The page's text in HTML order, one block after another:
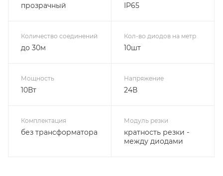
прозрачный IP65
Количество соединений
до 30м
Кол-во диодов на метр
10шт
Мощность
10Вт
Напряжение
24В
Комплектация
без трансформатора
Модуль резки
кратность резки -
между диодами